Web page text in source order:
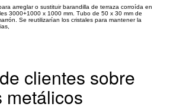
arreglar o sustituir barandilla de terraza corroída en
3000+1000 x 1000 mm. Tubo de 50 x 30 mm de
Se reutilizarían los cristales para mantener la
clientes sobre
metálicos